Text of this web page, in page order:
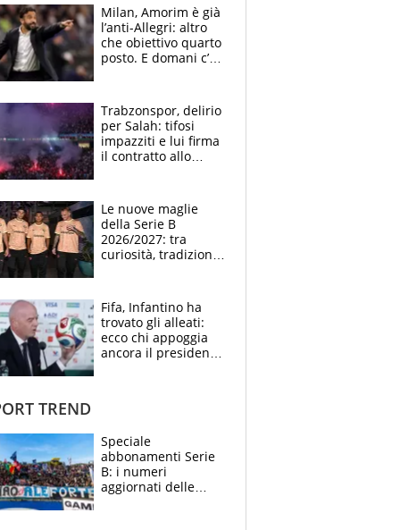
Milan, Amorim è già
l’anti-Allegri: altro
che obiettivo quarto
posto. E domani c’è
Trabzonspor, delirio
per Salah: tifosi
impazziti e lui firma
il contratto allo
Le nuove maglie
della Serie B
2026/2027: tra
curiosità, tradizione
Fifa, Infantino ha
trovato gli alleati:
ecco chi appoggia
ancora il presidente
TREND
Speciale
abbonamenti Serie
B: i numeri
aggiornati delle